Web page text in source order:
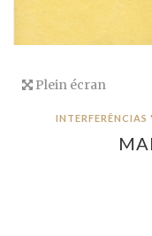
Plein écran